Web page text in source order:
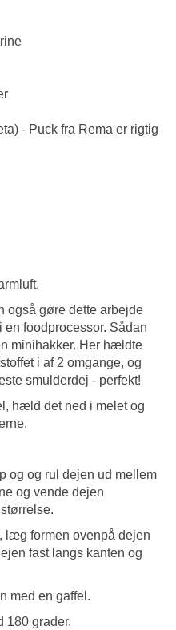
- Puck fra Rema er rigtig
også gøre dette arbejde
foodprocessor. Sådan
minihakker. Her hældte
i af 2 omgange, og
smulderdej - perfekt!
hæld det ned i melet og
og og rul dejen ud mellem
og vende dejen
læg formen ovenpå dejen
fast langs kanten og
med en gaffel.
180 grader.